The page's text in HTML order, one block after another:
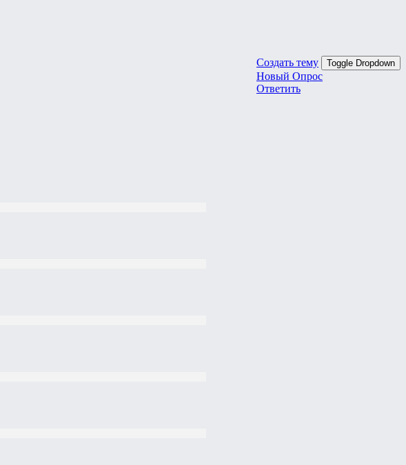
Создать тему Toggle Dropdown
Новый Опрос
Ответить